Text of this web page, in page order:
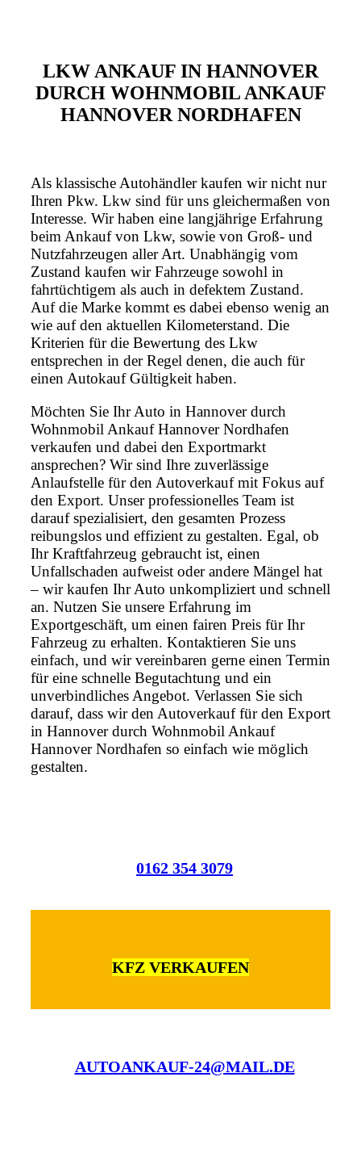
LKW ANKAUF IN HANNOVER
DURCH WOHNMOBIL ANKAUF
HANNOVER NORDHAFEN
Als klassische Autohändler kaufen wir nicht nur
Ihren Pkw. Lkw sind für uns gleichermaßen von
Interesse. Wir haben eine langjährige Erfahrung
beim Ankauf von Lkw, sowie von Groß- und
Nutzfahrzeugen aller Art. Unabhängig vom
Zustand kaufen wir Fahrzeuge sowohl in
fahrtüchtigem als auch in defektem Zustand.
Auf die Marke kommt es dabei ebenso wenig an
wie auf den aktuellen Kilometerstand. Die
Kriterien für die Bewertung des Lkw
entsprechen in der Regel denen, die auch für
einen Autokauf Gültigkeit haben.
Möchten Sie Ihr Auto in Hannover durch
Wohnmobil Ankauf Hannover Nordhafen
verkaufen und dabei den Exportmarkt
ansprechen? Wir sind Ihre zuverlässige
Anlaufstelle für den Autoverkauf mit Fokus auf
den Export. Unser professionelles Team ist
darauf spezialisiert, den gesamten Prozess
reibungslos und effizient zu gestalten. Egal, ob
Ihr Kraftfahrzeug gebraucht ist, einen
Unfallschaden aufweist oder andere Mängel hat
– wir kaufen Ihr Auto unkompliziert und schnell
an. Nutzen Sie unsere Erfahrung im
Exportgeschäft, um einen fairen Preis für Ihr
Fahrzeug zu erhalten. Kontaktieren Sie uns
einfach, und wir vereinbaren gerne einen Termin
für eine schnelle Begutachtung und ein
unverbindliches Angebot. Verlassen Sie sich
darauf, dass wir den Autoverkauf für den Export
in Hannover durch Wohnmobil Ankauf
Hannover Nordhafen so einfach wie möglich
gestalten.
0162 354 3079
KFZ VERKAUFEN
AUTOANKAUF-24@MAIL.DE